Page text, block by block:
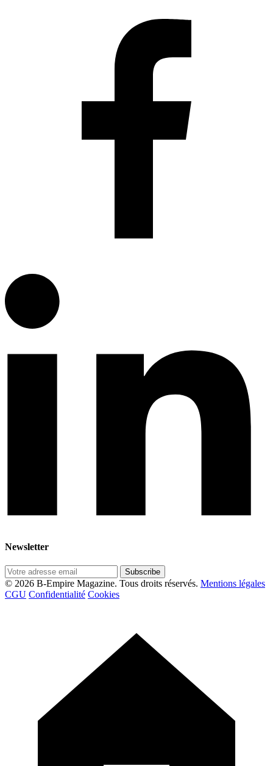
Newsletter
Subscribe
© 2026 B-Empire Magazine. Tous droits réservés. Mentions légales
CGU Confidentialité Cookies